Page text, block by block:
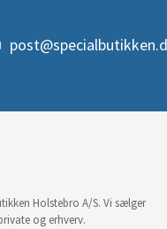
Holstebro A/S. Vi sælger
og erhverv.